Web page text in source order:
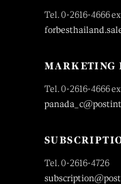
Tel. 0-2616-4666
MARKETING
Tel. 0-2616-4666
Tel. 0-2616-4726